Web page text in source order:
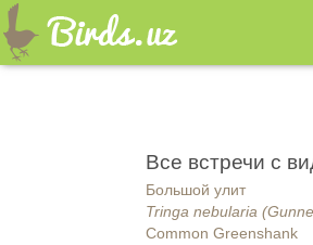
Все встречи с
Большой улит
Tringa nebularia
Common Greenshank